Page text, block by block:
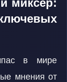
миксер:
в мире
мнения от